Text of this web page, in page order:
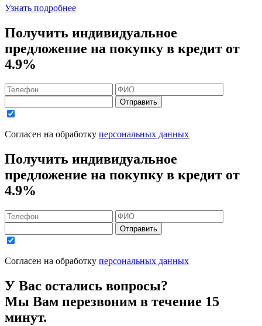
Узнать подробнее
Получить индивидуальное
предложение на покупку в кредит от
4.9%
Отправить
Согласен на обработку персональных данных
Получить индивидуальное
предложение на покупку в кредит от
4.9%
Отправить
Согласен на обработку персональных данных
У Вас остались вопросы?
Мы Вам перезвоним в течение 15
минут.